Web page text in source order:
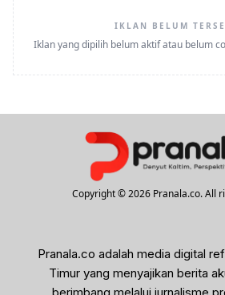
IKLAN BELUM
Iklan yang dipilih belum aktif atau belum
Copyright © 2026 Pranala.co. All
Pranala.co adalah media digital
Timur yang menyajikan berita